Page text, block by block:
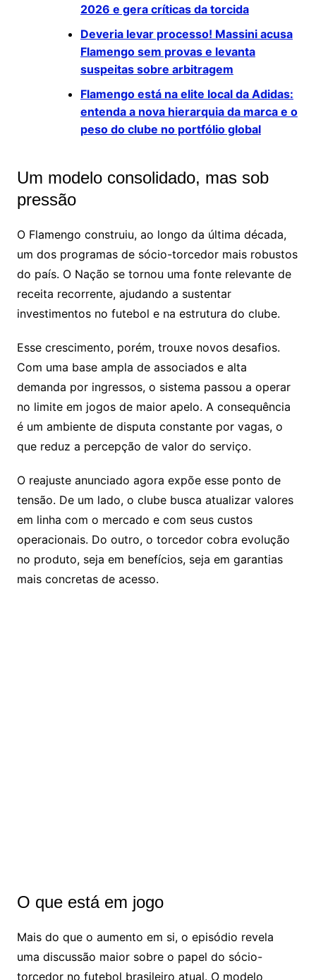
2026 e gera críticas da torcida
Deveria levar processo! Massini acusa
Flamengo sem provas e levanta
suspeitas sobre arbitragem
Flamengo está na elite local da Adidas:
entenda a nova hierarquia da marca e o
peso do clube no portfólio global
Um modelo consolidado, mas sob
pressão
O Flamengo construiu, ao longo da última década,
um dos programas de sócio-torcedor mais robustos
do país. O Nação se tornou uma fonte relevante de
receita recorrente, ajudando a sustentar
investimentos no futebol e na estrutura do clube.
Esse crescimento, porém, trouxe novos desafios.
Com uma base ampla de associados e alta
demanda por ingressos, o sistema passou a operar
no limite em jogos de maior apelo. A consequência
é um ambiente de disputa constante por vagas, o
que reduz a percepção de valor do serviço.
O reajuste anunciado agora expõe esse ponto de
tensão. De um lado, o clube busca atualizar valores
em linha com o mercado e com seus custos
operacionais. Do outro, o torcedor cobra evolução
no produto, seja em benefícios, seja em garantias
mais concretas de acesso.
O que está em jogo
Mais do que o aumento em si, o episódio revela
uma discussão maior sobre o papel do sócio-
torcedor no futebol brasileiro atual. O modelo